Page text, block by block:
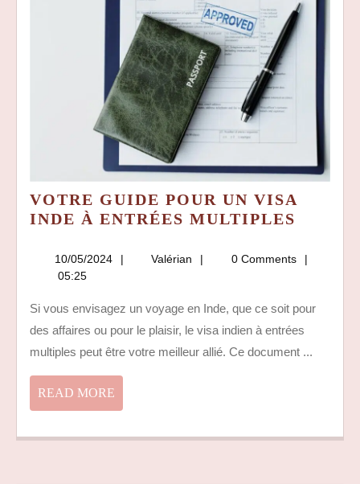
VOTRE GUIDE POUR UN VISA
INDE À ENTRÉES MULTIPLES
POUR
INDE
À
10/05/2024 10/05/2024
Valérian Valérian0 Comments
05:25
Si vous envisagez un voyage en Inde, que ce soit pour
des affaires ou pour le plaisir, le visa indien à entrées
multiples peut être votre meilleur allié. Ce document ...
READ MORE
MORE